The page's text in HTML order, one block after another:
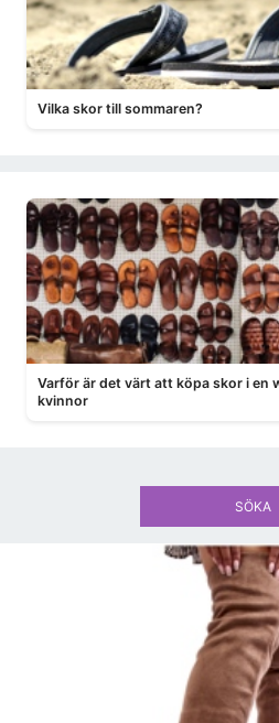
Vilka skor till sommaren?
Varför är det värt att köpa skor i en
kvinnor
SÖKA